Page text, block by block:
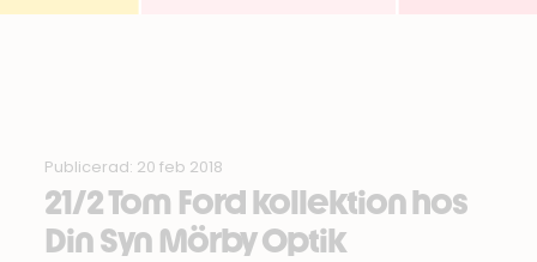
Publicerad: 20 feb 2018
21/2 Tom Ford kollektion hos
Din Syn Mörby Optik